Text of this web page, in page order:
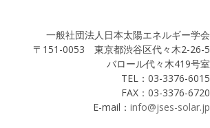
一般社団法人日本太陽エネルギー学会
〒151-0053 東京都渋谷区代々木2-26-5
バロール代々木419号室
TEL：03-3376-6015
FAX：03-3376-6720
E-mail： info@jses-solar.jp